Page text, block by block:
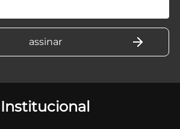
Institucional